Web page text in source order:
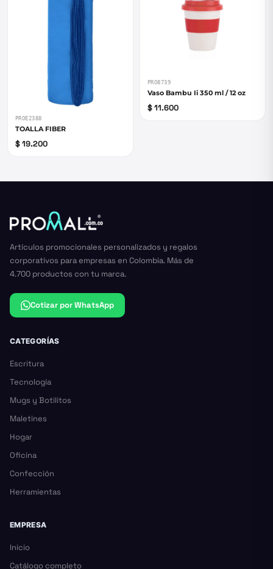
PROE2388
TOALLA FIBER
$ 19.200
PRO8739
Vaso Bambu Ii 350 ml / 12 oz
$ 11.600
Artículos promocionales personalizados y regalos
corporativos para empresas en Colombia. Más de
4.700 productos con tu marca.
Cotizar por WhatsApp
CATEGORÍAS
Escritura
Tecnología
Mugs y Botilitos
Maletines
Hogar
Oficina
Confección
Herramientas
EMPRESA
Inicio
Catálogo completo